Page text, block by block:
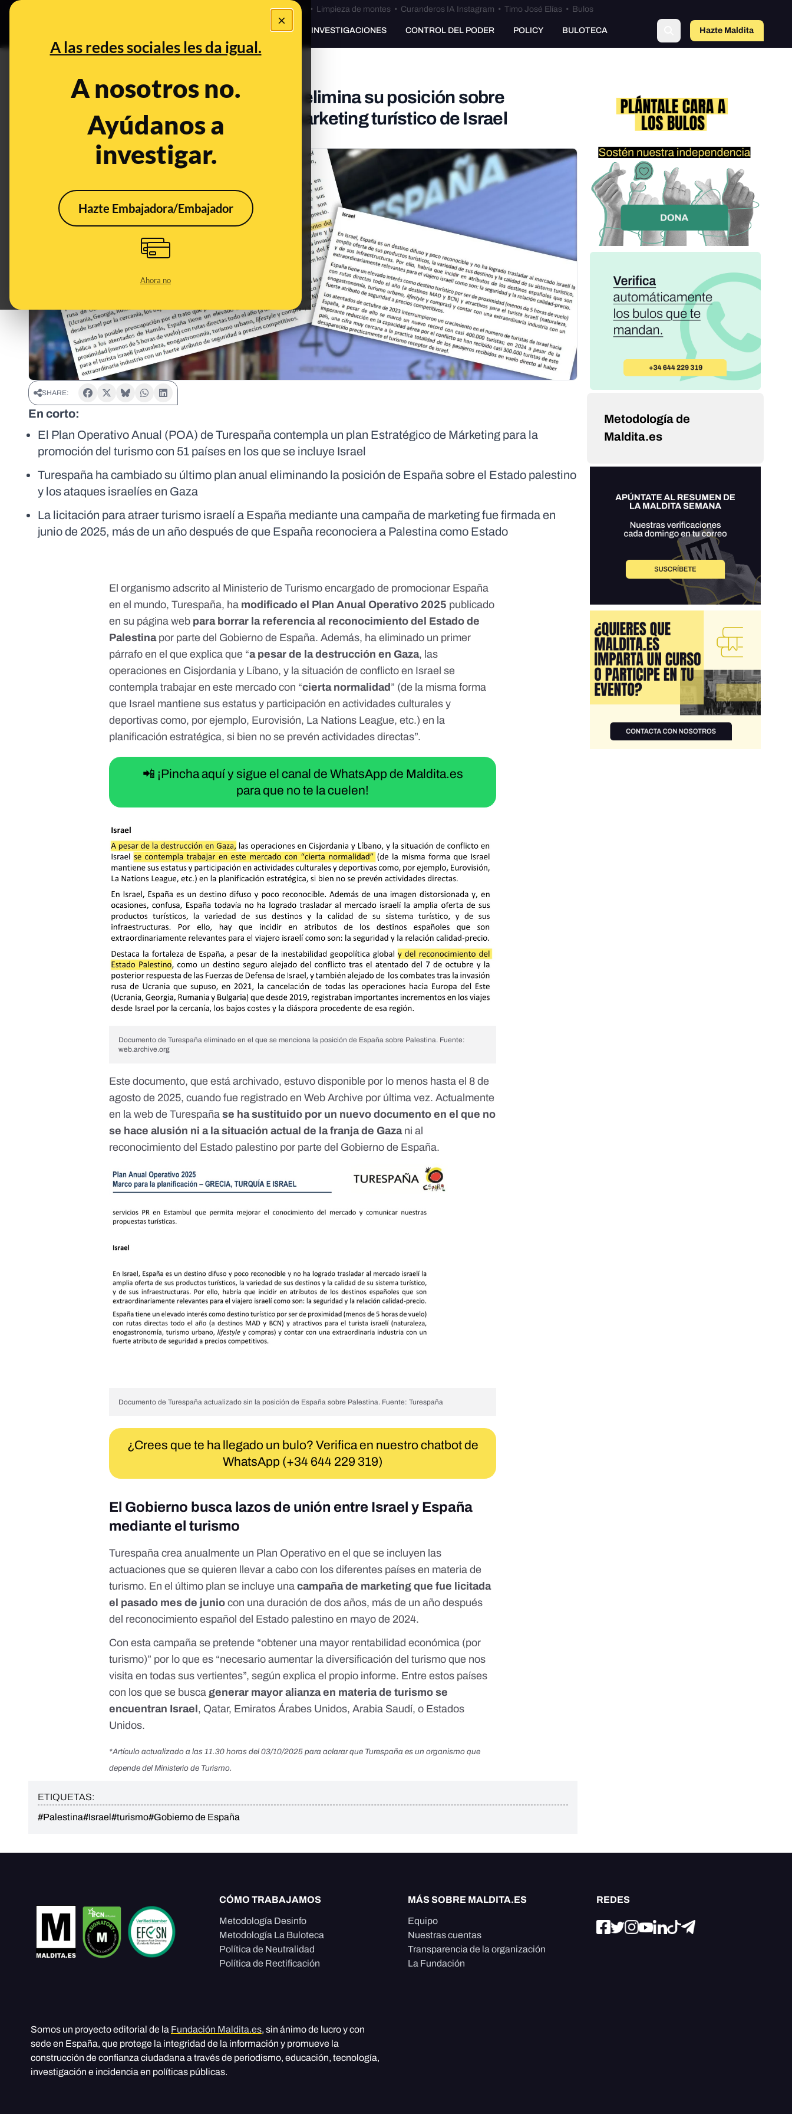
×
A las redes sociales les da igual.
A nosotros no.
Ayúdanos a
investigar.
Hazte Embajadora/Embajador
Ahora no
Bulos Ceuta • Limpieza de montes• Curanderos IA Instagram • Timo José Elías• Bulos
PREBUNKING INVESTIGACIONES CONTROL DEL PODER POLICY BULOTECA Hazte Maldito
a
Turespaña (Ministerio de Turismo) elimina su posición sobre
Palestina del plan estratégico de marketing turístico de Israel
Oct 3, 2025, 9:48:22 AM
SHARE:
En corto:
El Plan Operativo Anual (POA) de Turespaña contempla un plan Estratégico de Márketing para la
promoción del turismo con 51 países en los que se incluye Israel
Turespaña ha cambiado su último plan anual eliminando la posición de España sobre el Estado palestino
y los ataques israelíes en Gaza
La licitación para atraer turismo israelí a España mediante una campaña de marketing fue firmada en
junio de 2025, más de un año después de que España reconociera a Palestina como Estado
El organismo adscrito al Ministerio de Turismo encargado de promocionar España
en el mundo, Turespaña, ha modificado el Plan Anual Operativo 2025 publicado
en su página web para borrar la referencia al reconocimiento del Estado de
Palestina por parte del Gobierno de España. Además, ha eliminado un primer
párrafo en el que explica que “a pesar de la destrucción en Gaza, las
operaciones en Cisjordania y Líbano, y la situación de conflicto en Israel se
contempla trabajar en este mercado con “cierta normalidad ” (de la misma forma
que Israel mantiene sus estatus y participación en actividades culturales y
deportivas como, por ejemplo, Eurovisión, La Nations League, etc.) en la
planificación estratégica, si bien no se prevén actividades directas”.
📲 ¡Pincha aquí y sigue el canal de WhatsApp de Maldita.es
para que no te la cuelen!
Documento de Turespaña eliminado en el que se menciona la posición de España sobre Palestina. Fuente:
web.archive.org
Este documento,que está archivado, estuvo disponible por lo menos hasta el 8 de
agosto de 2025, cuando fue registrado en Web Archive por última vez. Actualmente
en la web de Turespañase ha sustituido por un nuevo documento en el que no
se hace alusión ni a la situación actual de la franja de Gazani al
reconocimiento del Estado palestino por parte del Gobierno de España.
Documento de Turespaña actualizado sin la posición de España sobre Palestina. Fuente: Turespaña
¿Crees que te ha llegado un bulo? Verifica en nuestro chatbot de
WhatsApp (+34 644 229 319)
El Gobierno busca lazos de unión entre Israel y España
mediante el turismo
Turespaña crea anualmente un Plan Operativo en el que se incluyen las
actuaciones que se quieren llevar a cabo con los diferentes países en materia de
turismo. En el último plan se incluye una campaña de marketing que fue licitada
el pasado mes de juniocon una duración de dos años, más de un año después
del reconocimiento español del Estado palestino en mayo de 2024.
Con esta campaña se pretende “obtener una mayor rentabilidad económica (por
turismo)” por lo que es “necesario aumentar la diversificación del turismo que nos
visita en todas sus vertientes”, según explica el propio informe. Entre estos países
con los que se busca generar mayor alianza en materia de turismo se
encuentran Israel, Qatar, Emiratos Árabes Unidos, Arabia Saudí, o Estados
Unidos.
*Artículo actualizado a las 11.30 horas del 03/10/2025 para aclarar que Turespaña es un organismo que
depende del Ministerio de Turismo.
ETIQUETAS:
#Palestina#Israel#turismo#Gobierno de España
Metodología de
Maldita.es
CÓMO TRABAJAMOS
Metodología Desinfo
Metodología La Buloteca
Política de Neutralidad
Política de Rectificación
MÁS SOBRE MALDITA.ES
Equipo
Nuestras cuentas
Transparencia de la organización
La Fundación
REDES
Somos un proyecto editorial de la Fundación Maldita.es, sin ánimo de lucro y con
sede en España, que protege la integridad de la información y promueve la
construcción de confianza ciudadana a través de periodismo, educación, tecnología,
investigación e incidencia en políticas públicas.